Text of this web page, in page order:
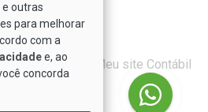
por
e outras
para melhorar
com a
e, ao
concorda